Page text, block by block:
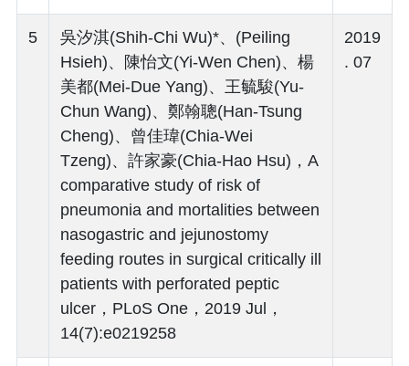
5
吳汐淇(Shih-Chi Wu)*、(Peiling
Hsieh)、陳怡文(Yi-Wen Chen)、楊
美都(Mei-Due Yang)、王毓駿(Yu-
Chun Wang)、鄭翰聰(Han-Tsung
Cheng)、曾佳瑋(Chia-Wei
Tzeng)、許家豪(Chia-Hao Hsu)，A
comparative study of risk of
pneumonia and mortalities between
nasogastric and jejunostomy
feeding routes in surgical critically ill
patients with perforated peptic
ulcer，PLoS One，2019 Jul，
14(7):e0219258
2019
. 07